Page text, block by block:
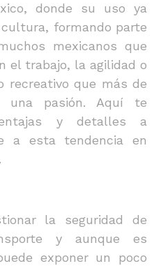
donde su uso ya
formando parte
mexicanos que
el trabajo, la agilidad o
recreativo que más de
una pasión. Aquí te
y detalles a
a esta tendencia en
la seguridad de
y aunque es
exponer un poco